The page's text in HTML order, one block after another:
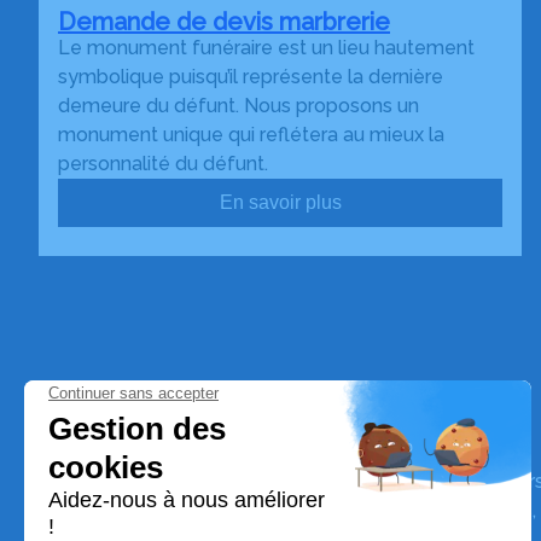
Demande de devis marbrerie
Le monument funéraire est un lieu hautement
symbolique puisqu’il représente la dernière
demeure du défunt. Nous proposons un
monument unique qui reflétera au mieux la
personnalité du défunt.
En savoir plus
Pompes Funèbres Medvedev
Nos équipes vous aident à honorer la mémoire de la
perpétuer son souvenir dans le respect de ses